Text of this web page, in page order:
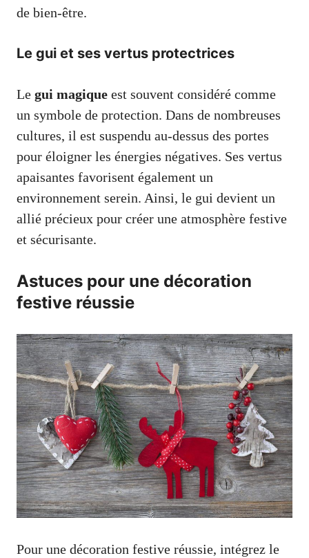
de bien-être.
Le gui et ses vertus protectrices
Le gui magique est souvent considéré comme
un symbole de protection. Dans de nombreuses
cultures, il est suspendu au-dessus des portes
pour éloigner les énergies négatives. Ses vertus
apaisantes favorisent également un
environnement serein. Ainsi, le gui devient un
allié précieux pour créer une atmosphère festive
et sécurisante.
Astuces pour une décoration
festive réussie
Pour une décoration festive réussie, intégrez le